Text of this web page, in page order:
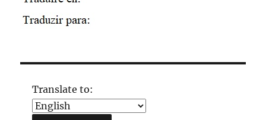
Translate to: